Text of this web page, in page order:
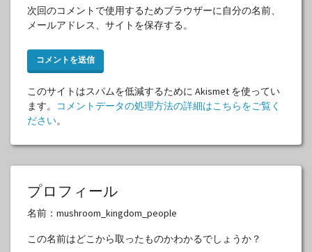
次回のコメントで使用するためブラウザーに自分の名前、
メールアドレス、サイトを保存する。
このサイトはスパムを低減するために Akismet を使ってい
ます。
コメントデータの処理方法の詳細はこちらをご覧く
ださい。
プロフィール
名前：mushroom_kingdom_people
この名前はどこから取ったものかわかるでしょうか？